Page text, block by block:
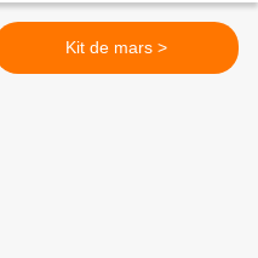
Kit de mars >